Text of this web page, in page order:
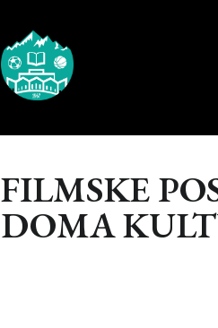
FILMSKE
DOMA